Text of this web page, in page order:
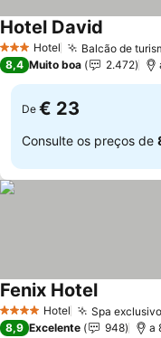
3 EstrelasHotel Balcão de
Hotel David
8,4 Muito boa 2.472
De € 23
Consulte os preços de
4 EstrelasHotel Spa
Fenix HotelVer preços
8,9 Excelente 948 a